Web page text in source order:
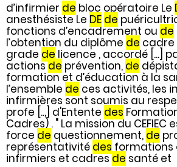
d’infirmier de bloc opératoire Le
anesthésiste Le DE de
fonctions d’encadrement ou de
l’obtention du diplôme de cadre
grade de licence , accordé [...]
actionsde prévention, de
formation et d’éducation à la
l’ensemble de ces activités, les
infirmières sont soumis au
profe [...] d'Entente des
Cadres) . " La mission du CEFIEC
force de questionnement, de
représentativité des formations
infirmiers et cadresde santé et